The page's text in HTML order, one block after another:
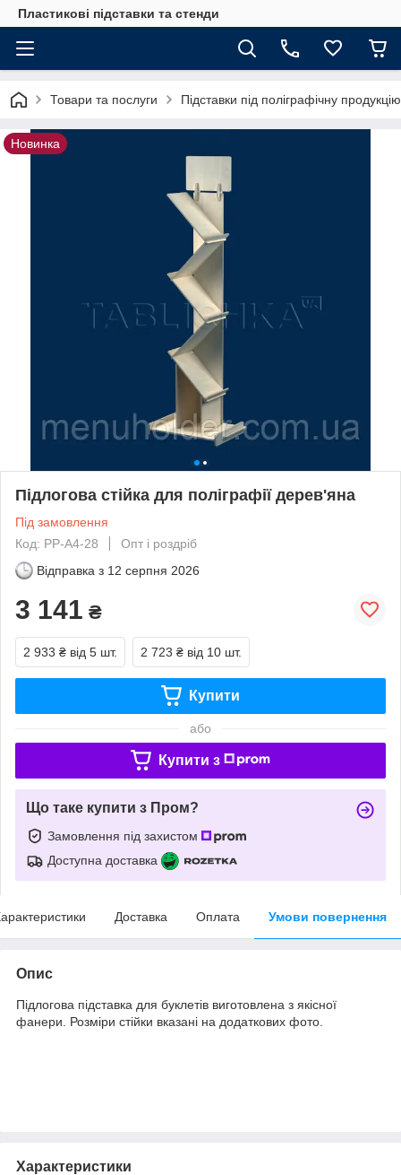
Пластикові підставки та стенди
Товари та послуги Підставки під поліграфічну продукцію
Новинка
Підлогова стійка для поліграфії дерев'яна
Під замовлення
Код: PP-A4-28
Опт і роздріб
Відправка з 12 серпня 2026
3 141 ₴
2 933 ₴ від 5 шт. 2 723 ₴ від 10 шт.
Купити
або
Купити з
Що таке купити з Пром?
Замовлення під захистом
Доступна доставка
Доставка Оплата Умови повернення
Опис
Підлогова підставка для буклетів виготовлена з якісної
фанери. Розміри стійки вказані на додаткових фото.
Характеристики